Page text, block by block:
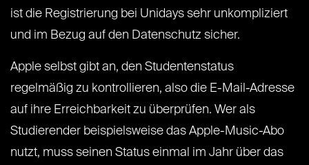
ist die Registrierung bei Unidays sehr unkompliziert
und im Bezug auf den Datenschutz sicher.
Apple selbst gibt an, den Studentenstatus
regelmäßig zu kontrollieren, also die E-Mail-Adresse
auf ihre Erreichbarkeit zu überprüfen. Wer als
Studierender beispielsweise das Apple-Music-Abo
nutzt, muss seinen Status einmal im Jahr über das